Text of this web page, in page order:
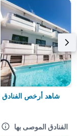
شاهد أرخص
الفنادق الموصى بها